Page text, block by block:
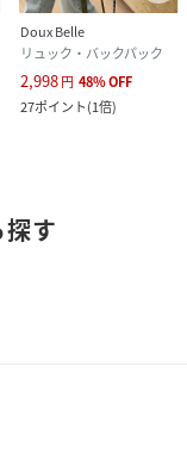
Doux Belle
リュック・バックパック
2,998円 48%OFF
27ポイント(1倍)
す